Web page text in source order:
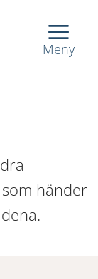
Meny
händer